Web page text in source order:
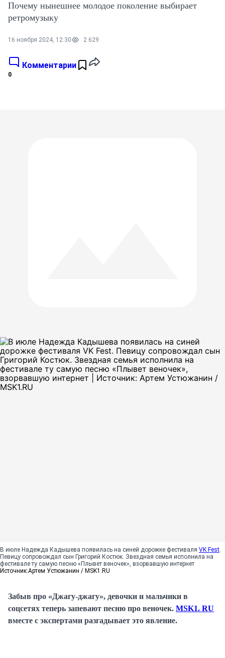
Почему нынешнее молодое поколение выбирает
ретромузыку
16 ноября 2024, 12:30 2 629
Комментарии
0
В июле Надежда Кадышева появилась на синей дорожке фестиваля VK Fest.
Певицу сопровождал сын Григорий Костюк. Звездная семья исполнила на
фестивале ту самую песню «Плывет веночек», взорвавшую интернет
Источник:Артем Устюжанин / MSK1.RU
Забыв про «Джагу-джагу», девочки и мальчики в
соцсетях теперь запевают песню про веночек. MSK1. RU
вместе с экспертами разгадывает это явление.